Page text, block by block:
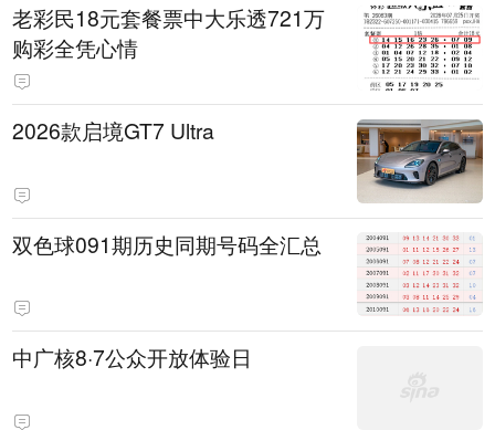
老彩民18元套餐票中大乐透721万
购彩全凭心情
2026款启境GT7 Ultra
双色球091期历史同期号码全汇总
中广核8·7公众开放体验日